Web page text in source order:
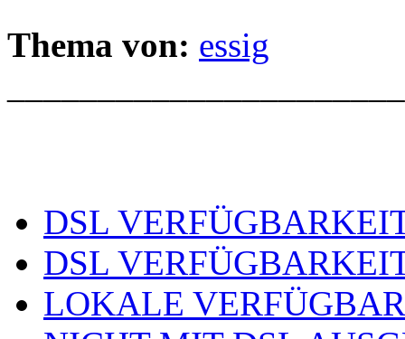
Thema von: essig
DSL
DSL
LOKALE